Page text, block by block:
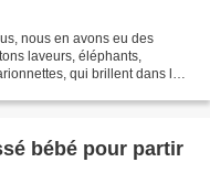
nous en avons eu des
laveurs, éléphants,
qui brillent dans le
bébé pour partir